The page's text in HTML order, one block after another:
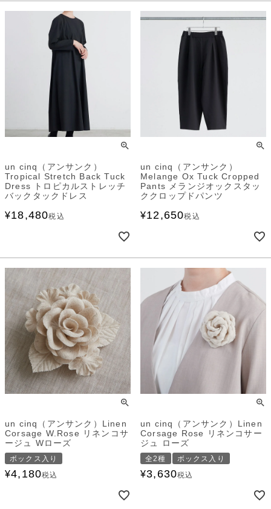
un cinq（アンサンク）
Tropical Stretch Back Tuck
Dress トロピカルストレッチ
バックタックドレス
¥18,480税込
un cinq（アンサンク）
Melange Ox Tuck Cropped
Pants メランジオックスタッ
ククロップドパンツ
¥12,650税込
un cinq（アンサンク）Linen
Corsage W.Rose リネンコサ
ージュ Wローズ
ボックス入り
¥4,180税込
un cinq（アンサンク）Linen
Corsage Rose リネンコサー
ジュ ローズ
全2種 ボックス入り
¥3,630税込